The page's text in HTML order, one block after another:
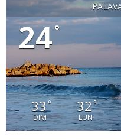
24°
33°
DIM
32°
LUN